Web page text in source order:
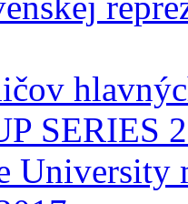
SERIES
University